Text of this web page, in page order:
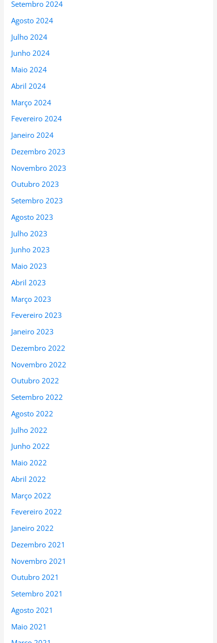
Setembro 2024
Agosto 2024
Julho 2024
Junho 2024
Maio 2024
Abril 2024
Março 2024
Fevereiro 2024
Janeiro 2024
Dezembro 2023
Novembro 2023
Outubro 2023
Setembro 2023
Agosto 2023
Julho 2023
Junho 2023
Maio 2023
Abril 2023
Março 2023
Fevereiro 2023
Janeiro 2023
Dezembro 2022
Novembro 2022
Outubro 2022
Setembro 2022
Agosto 2022
Julho 2022
Junho 2022
Maio 2022
Abril 2022
Março 2022
Fevereiro 2022
Janeiro 2022
Dezembro 2021
Novembro 2021
Outubro 2021
Setembro 2021
Agosto 2021
Maio 2021